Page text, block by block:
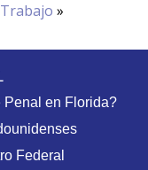
»
Penal en Florida?
Federal